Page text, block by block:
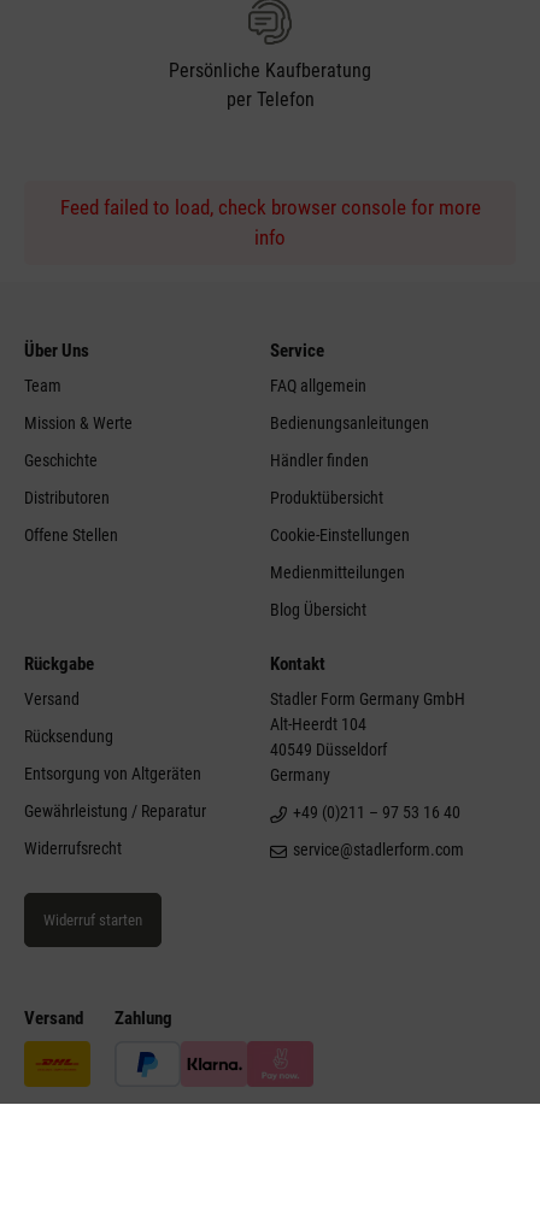
Persönliche Kaufberatung
per Telefon
Feed failed to load, check browser console for more
info
Versand Zahlung
Über Uns
Team
Mission & Werte
Geschichte
Distributoren
Offene Stellen
Service
FAQ allgemein
Bedienungsanleitungen
Händler finden
Produktübersicht
Cookie-Einstellungen
Medienmitteilungen
Blog Übersicht
Rückgabe
Versand
Rücksendung
Entsorgung von Altgeräten
Gewährleistung / Reparatur
Widerrufsrecht
Widerruf starten
Kontakt
Stadler Form Germany GmbH
Alt-Heerdt 104
40549 Düsseldorf
Germany
+49 (0)211 – 97 53 16 40
service@stadlerform.com